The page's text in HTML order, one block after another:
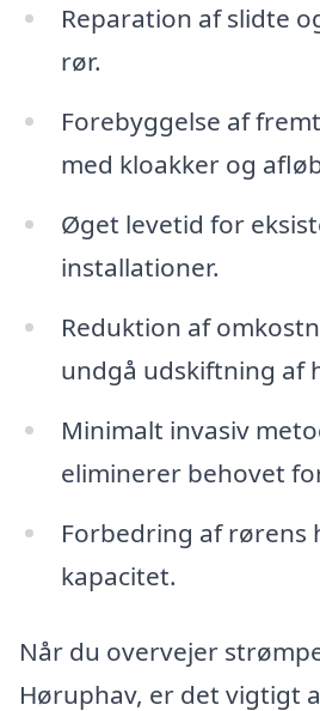
Reparation af slidte
rør.
Forebyggelse af
med kloakker og
Øget levetid for
installationer.
Reduktion af
undgå udskiftning af
Minimalt invasiv
eliminerer behovet
Forbedring af rørens
kapacitet.
Når du overvejer
Høruphav, er det vigtigt